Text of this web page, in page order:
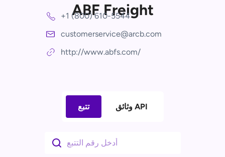
ABF Freight
+1 (800) 610-5544
customerservice@arcb.com
http://www.abfs.com/
تتبع وثائق API